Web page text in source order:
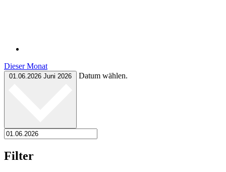
Dieser Monat
01.06.2026 Juni 2026 Datum wählen.
Filter